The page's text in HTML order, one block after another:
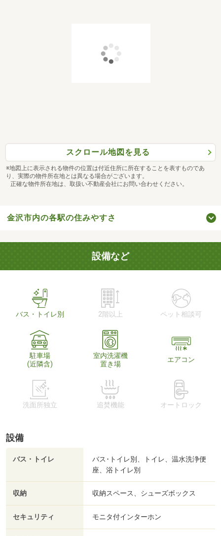
スクロール地図を見る
※地図上に表示される物件の位置は付近住所に所在することを表すものであ
り、実際の物件所在地とは異なる場合がございます。
正確な物件所在地は、取扱い不動産会社にお問い合わせください。
金沢市内の各駅の住みやすさ
設備など
バス・トイレ別 2階以上 ペット相談可
駐車場
(近隣含)
室内洗濯機
置き場
エアコン
洗面所独立 追焚機能 オートロック
設備
バス・トイレ
バス･トイレ別、トイレ、温水洗浄便
座、浴トイレ別
収納 収納スペース、シューズボックス
セキュリティ モニタ付インターホン